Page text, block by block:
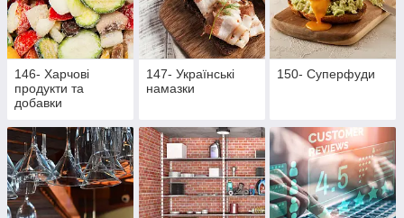
146- Харчові
продукти та
добавки
147- Українські
намазки
150- Суперфуди